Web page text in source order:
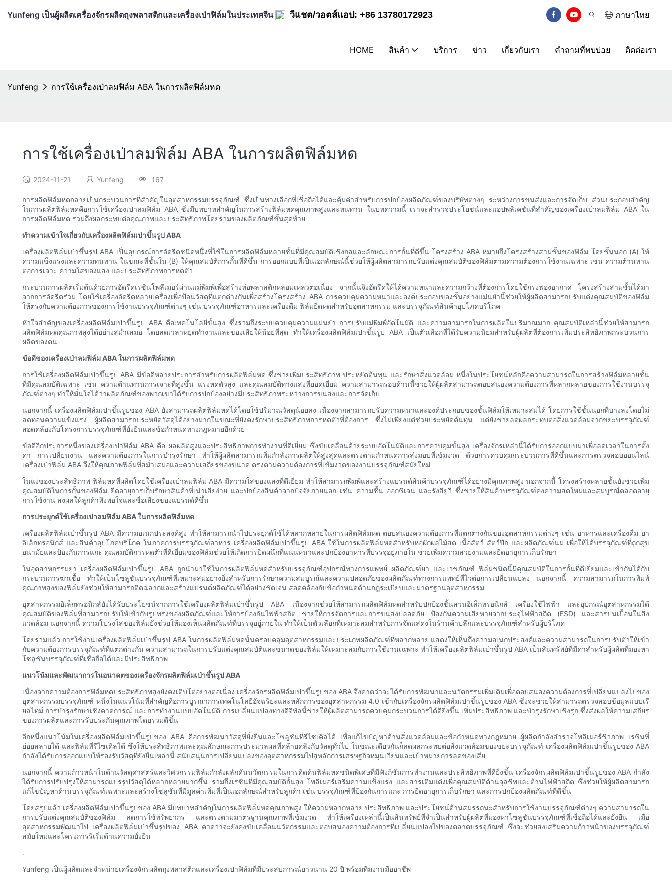
Yunfeng เป็นผู้ผลิตเครื่องจักรผลิตถุงพลาสติกและเครื่องเป่าฟิล์มในประเทศจีน วีแชต/วอตส์แอป: +86 13780172923 ภาษาไทย
HOME สินค้า บริการ ข่าว เกี่ยวกับเรา คำถามที่พบบ่อย ติดต่อเรา
Yunfeng การใช้เครื่องเป่าลมฟิล์ม ABA ในการผลิตฟิล์มหด
การใช้เครื่องเป่าลมฟิล์ม ABA ในการผลิตฟิล์มหด
2024-11-21 Yunfeng 167
การผลิตฟิล์มหดกลายเป็นกระบวนการที่สำคัญในอุตสาหกรรมบรรจุภัณฑ์ ซึ่งเป็นทางเลือกที่เชื่อถือได้และคุ้มค่าสำหรับการปกป้องผลิตภัณฑ์ของบริษัทต่างๆ ระหว่างการขนส่งและการจัดเก็บ ส่วนประกอบสำคัญ
ในการผลิตฟิล์มหดคือการใช้เครื่องเป่าลมฟิล์ม ABA ซึ่งมีบทบาทสำคัญในการสร้างฟิล์มหดคุณภาพสูงและทนทาน ในบทความนี้ เราจะสำรวจประโยชน์และแอปพลิเคชันที่สำคัญของเครื่องเป่าลมฟิล์ม ABA ใน
การผลิตฟิล์มหด รวมถึงผลกระทบต่อคุณภาพและประสิทธิภาพโดยรวมของผลิตภัณฑ์ขั้นสุดท้าย
ทำความเข้าใจเกี่ยวกับเครื่องผลิตฟิล์มเป่าขึ้นรูป ABA
เครื่องผลิตฟิล์มเป่าขึ้นรูป ABA เป็นอุปกรณ์การอัดรีดชนิดหนึ่งที่ใช้ในการผลิตฟิล์มหลายชั้นที่มีคุณสมบัติเชิงกลและลักษณะการกั้นที่ดีขึ้น โครงสร้าง ABA หมายถึงโครงสร้างสามชั้นของฟิล์ม โดยชั้นนอก (A) ให้
ความแข็งแรงและความทนทาน ในขณะที่ชั้นใน (B) ให้คุณสมบัติการกั้นที่ดีขึ้น การออกแบบที่เป็นเอกลักษณ์นี้ช่วยให้ผู้ผลิตสามารถปรับแต่งคุณสมบัติของฟิล์มตามความต้องการใช้งานเฉพาะ เช่น ความต้านทาน
ต่อการเจาะ ความใสของแสง และประสิทธิภาพการหดตัว
กระบวนการผลิตเริ่มต้นด้วยการอัดรีดเรซินโพลีเมอร์ผ่านแม่พิมพ์เพื่อสร้างท่อพลาสติกหลอมเหลวต่อเนื่อง จากนั้นจึงอัดรีดให้ได้ความหนาและความกว้างที่ต้องการโดยใช้กรงฟองอากาศ โครงสร้างสามชั้นได้มา
จากการอัดรีดร่วม โดยใช้เครื่องอัดรีดหลายเครื่องเพื่อป้อนวัสดุที่แตกต่างกันเพื่อสร้างโครงสร้าง ABA การควบคุมความหนาและองค์ประกอบของชั้นอย่างแม่นยำนี้ช่วยให้ผู้ผลิตสามารถปรับแต่งคุณสมบัติของฟิล์ม
ให้ตรงกับความต้องการของการใช้งานบรรจุภัณฑ์ต่างๆ เช่น บรรจุภัณฑ์อาหารและเครื่องดื่ม ฟิล์มยืดหดสำหรับอุตสาหกรรม และบรรจุภัณฑ์สินค้าอุปโภคบริโภค
หัวใจสำคัญของเครื่องผลิตฟิล์มเป่าขึ้นรูป ABA คือเทคโนโลยีขั้นสูง ซึ่งรวมถึงระบบควบคุมความแม่นยำ การปรับแม่พิมพ์อัตโนมัติ และความสามารถในการผลิตในปริมาณมาก คุณสมบัติเหล่านี้ช่วยให้สามารถ
ผลิตฟิล์มหดคุณภาพสูงได้อย่างสม่ำเสมอ โดยลดเวลาหยุดทำงานและของเสียให้น้อยที่สุด ทำให้เครื่องผลิตฟิล์มเป่าขึ้นรูป ABA เป็นตัวเลือกที่ได้รับความนิยมสำหรับผู้ผลิตที่ต้องการเพิ่มประสิทธิภาพกระบวนการ
ผลิตของตน
ข้อดีของเครื่องเป่าลมฟิล์ม ABA ในการผลิตฟิล์มหด
การใช้เครื่องผลิตฟิล์มเป่าขึ้นรูป ABA มีข้อดีหลายประการสำหรับการผลิตฟิล์มหด ซึ่งช่วยเพิ่มประสิทธิภาพ ประหยัดต้นทุน และรักษาสิ่งแวดล้อม หนึ่งในประโยชน์หลักคือความสามารถในการสร้างฟิล์มหลายชั้น
ที่มีคุณสมบัติเฉพาะ เช่น ความต้านทานการเจาะที่สูงขึ้น แรงหดตัวสูง และคุณสมบัติทางแสงที่ยอดเยี่ยม ความสามารถรอบด้านนี้ช่วยให้ผู้ผลิตสามารถตอบสนองความต้องการที่หลากหลายของการใช้งานบรรจุ
ภัณฑ์ต่างๆ ทำให้มั่นใจได้ว่าผลิตภัณฑ์ของพวกเขาได้รับการปกป้องอย่างมีประสิทธิภาพระหว่างการขนส่งและการจัดเก็บ
นอกจากนี้ เครื่องผลิตฟิล์มเป่าขึ้นรูปของ ABA ยังสามารถผลิตฟิล์มหดได้โดยใช้ปริมาณวัสดุน้อยลง เนื่องจากสามารถปรับความหนาและองค์ประกอบของชั้นฟิล์มให้เหมาะสมได้ โดยการใช้ชั้นนอกที่บางลงโดยไม่
ลดทอนความแข็งแรง ผู้ผลิตสามารถประหยัดวัสดุได้อย่างมากในขณะที่ยังคงรักษาประสิทธิภาพการหดตัวที่ต้องการ ซึ่งไม่เพียงแต่ช่วยประหยัดต้นทุน แต่ยังช่วยลดผลกระทบต่อสิ่งแวดล้อมจากขยะบรรจุภัณฑ์
สอดคล้องกับโครงการบรรจุภัณฑ์ที่ยั่งยืนและข้อกำหนดทางกฎหมายอีกด้วย
ข้อดีอีกประการหนึ่งของเครื่องเป่าฟิล์ม ABA คือ ผลผลิตสูงและประสิทธิภาพการทำงานที่ดีเยี่ยม ซึ่งขับเคลื่อนด้วยระบบอัตโนมัติและการควบคุมขั้นสูง เครื่องจักรเหล่านี้ได้รับการออกแบบมาเพื่อลดเวลาในการตั้ง
ค่า การเปลี่ยนงาน และความต้องการในการบำรุงรักษา ทำให้ผู้ผลิตสามารถเพิ่มกำลังการผลิตให้สูงสุดและตรงตามกำหนดการส่งมอบที่เข้มงวด ด้วยการควบคุมกระบวนการที่ดีขึ้นและการตรวจสอบออนไลน์
เครื่องเป่าฟิล์ม ABA จึงให้คุณภาพฟิล์มที่สม่ำเสมอและความเสถียรของขนาด ตรงตามความต้องการที่เข้มงวดของงานบรรจุภัณฑ์สมัยใหม่
ในแง่ของประสิทธิภาพ ฟิล์มหดที่ผลิตโดยใช้เครื่องเป่าลมฟิล์ม ABA มีความใสของแสงที่ดีเยี่ยม ทำให้สามารถพิมพ์และสร้างแบรนด์สินค้าบรรจุภัณฑ์ได้อย่างมีคุณภาพสูง นอกจากนี้ โครงสร้างหลายชั้นยังช่วยเพิ่ม
คุณสมบัติในการกั้นของฟิล์ม ยืดอายุการเก็บรักษาสินค้าที่เน่าเสียง่าย และปกป้องสินค้าจากปัจจัยภายนอก เช่น ความชื้น ออกซิเจน และรังสียูวี ซึ่งช่วยให้สินค้าบรรจุภัณฑ์คงความสดใหม่และสมบูรณ์ตลอดอายุ
การใช้งาน ส่งผลให้ลูกค้าพึงพอใจและชื่อเสียงของแบรนด์ดีขึ้น
การประยุกต์ใช้เครื่องเป่าลมฟิล์ม ABA ในการผลิตฟิล์มหด
เครื่องผลิตฟิล์มเป่าขึ้นรูป ABA มีความอเนกประสงค์สูง ทำให้สามารถนำไปประยุกต์ใช้ได้หลากหลายในการผลิตฟิล์มหด ตอบสนองความต้องการที่แตกต่างกันของอุตสาหกรรมต่างๆ เช่น อาหารและเครื่องดื่ม ยา
อิเล็กทรอนิกส์ และสินค้าอุปโภคบริโภค ในภาคการบรรจุภัณฑ์อาหาร เครื่องผลิตฟิล์มเป่าขึ้นรูป ABA ใช้ในการผลิตฟิล์มหดสำหรับห่อผักผลไม้สด เนื้อสัตว์ สัตว์ปีก และผลิตภัณฑ์นม เพื่อให้ได้บรรจุภัณฑ์ที่ถูกสุข
อนามัยและป้องกันการแกะ คุณสมบัติการหดตัวที่ดีเยี่ยมของฟิล์มช่วยให้เกิดการปิดผนึกที่แน่นหนาและปกป้องอาหารที่บรรจุอยู่ภายใน ช่วยเพิ่มความสวยงามและยืดอายุการเก็บรักษา
ในอุตสาหกรรมยา เครื่องผลิตฟิล์มเป่าขึ้นรูป ABA ถูกนำมาใช้ในการผลิตฟิล์มหดสำหรับบรรจุภัณฑ์อุปกรณ์ทางการแพทย์ ผลิตภัณฑ์ยา และเวชภัณฑ์ ฟิล์มชนิดนี้มีคุณสมบัติในการกั้นที่ดีเยี่ยมและเข้ากันได้กับ
กระบวนการฆ่าเชื้อ ทำให้เป็นโซลูชันบรรจุภัณฑ์ที่เหมาะสมอย่างยิ่งสำหรับการรักษาความสมบูรณ์และความปลอดภัยของผลิตภัณฑ์ทางการแพทย์ที่ไวต่อการเปลี่ยนแปลง นอกจากนี้ ความสามารถในการพิมพ์
คุณภาพสูงของฟิล์มยังช่วยให้สามารถติดฉลากและสร้างแบรนด์ผลิตภัณฑ์ได้อย่างชัดเจน สอดคล้องกับข้อกำหนดด้านกฎระเบียบและมาตรฐานอุตสาหกรรม
อุตสาหกรรมอิเล็กทรอนิกส์ยังได้รับประโยชน์จากการใช้เครื่องผลิตฟิล์มเป่าขึ้นรูป ABA เนื่องจากช่วยให้สามารถผลิตฟิล์มหดสำหรับปกป้องชิ้นส่วนอิเล็กทรอนิกส์ เครื่องใช้ไฟฟ้า และอุปกรณ์อุตสาหกรรมได้
คุณสมบัติของฟิล์มที่สามารถปรับให้เข้ากับรูปทรงของผลิตภัณฑ์และให้การป้องกันไฟฟ้าสถิต ช่วยให้การจัดการและการขนส่งปลอดภัย ป้องกันความเสียหายจากประจุไฟฟ้าสถิต (ESD) และสารปนเปื้อนในสิ่ง
แวดล้อม นอกจากนี้ ความโปร่งใสของฟิล์มยังช่วยให้มองเห็นผลิตภัณฑ์ที่บรรจุอยู่ภายใน ทำให้เป็นตัวเลือกที่เหมาะสมสำหรับการจัดแสดงในร้านค้าปลีกและบรรจุภัณฑ์สำหรับผู้บริโภค
โดยรวมแล้ว การใช้งานเครื่องผลิตฟิล์มเป่าขึ้นรูป ABA ในการผลิตฟิล์มหดนั้นครอบคลุมอุตสาหกรรมและประเภทผลิตภัณฑ์ที่หลากหลาย แสดงให้เห็นถึงความอเนกประสงค์และความสามารถในการปรับตัวให้เข้า
กับความต้องการบรรจุภัณฑ์ที่แตกต่างกัน ความสามารถในการปรับแต่งคุณสมบัติและขนาดของฟิล์มให้เหมาะสมกับการใช้งานเฉพาะ ทำให้เครื่องผลิตฟิล์มเป่าขึ้นรูป ABA เป็นสินทรัพย์ที่มีค่าสำหรับผู้ผลิตที่มองหา
โซลูชันบรรจุภัณฑ์ที่เชื่อถือได้และมีประสิทธิภาพ
แนวโน้มและพัฒนาการในอนาคตของเครื่องจักรผลิตฟิล์มเป่าขึ้นรูป ABA
เนื่องจากความต้องการฟิล์มหดประสิทธิภาพสูงยังคงเติบโตอย่างต่อเนื่อง เครื่องจักรผลิตฟิล์มเป่าขึ้นรูปของ ABA จึงคาดว่าจะได้รับการพัฒนาและนวัตกรรมเพิ่มเติมเพื่อตอบสนองความต้องการที่เปลี่ยนแปลงไปของ
อุตสาหกรรมบรรจุภัณฑ์ หนึ่งในแนวโน้มที่สำคัญคือการบูรณาการเทคโนโลยีอัจฉริยะและหลักการของอุตสาหกรรม 4.0 เข้ากับเครื่องจักรผลิตฟิล์มเป่าขึ้นรูปของ ABA ซึ่งจะช่วยให้สามารถตรวจสอบข้อมูลแบบเรี
ยลไทม์ การบำรุงรักษาเชิงคาดการณ์ และการทำงานแบบอัตโนมัติ การเปลี่ยนแปลงทางดิจิทัลนี้ช่วยให้ผู้ผลิตสามารถควบคุมกระบวนการได้ดียิ่งขึ้น เพิ่มประสิทธิภาพ และบำรุงรักษาเชิงรุก ซึ่งส่งผลให้ความเสถียร
ของการผลิตและการรับประกันคุณภาพโดยรวมดีขึ้น
อีกหนึ่งแนวโน้มในเครื่องผลิตฟิล์มเป่าขึ้นรูปของ ABA คือการพัฒนาวัสดุที่ยั่งยืนและโซลูชันที่รีไซเคิลได้ เพื่อแก้ไขปัญหาด้านสิ่งแวดล้อมและข้อกำหนดทางกฎหมาย ผู้ผลิตกำลังสำรวจโพลิเมอร์ชีวภาพ เรซินที่
ย่อยสลายได้ และฟิล์มที่รีไซเคิลได้ ซึ่งให้ประสิทธิภาพและคุณลักษณะการประมวลผลที่คล้ายคลึงกับวัสดุทั่วไป ในขณะเดียวกันก็ลดผลกระทบต่อสิ่งแวดล้อมของขยะบรรจุภัณฑ์ เครื่องผลิตฟิล์มเป่าขึ้นรูปของ ABA
กำลังได้รับการออกแบบให้รองรับวัสดุที่ยั่งยืนเหล่านี้ สนับสนุนการเปลี่ยนแปลงของอุตสาหกรรมไปสู่หลักการเศรษฐกิจหมุนเวียนและเป้าหมายการลดของเสีย
นอกจากนี้ ความก้าวหน้าในด้านวัสดุศาสตร์และวิศวกรรมฟิล์มกำลังผลักดันนวัตกรรมในการคิดค้นฟิล์มหดชนิดพิเศษที่มีฟังก์ชันการทำงานและประสิทธิภาพที่ดียิ่งขึ้น เครื่องจักรผลิตฟิล์มเป่าขึ้นรูปของ ABA กำลัง
ได้รับการปรับปรุงให้สามารถแปรรูปวัสดุได้หลากหลายมากขึ้น รวมถึงเรซินที่มีคุณสมบัติกั้นสูง โพลิเมอร์เสริมความแข็งแรง และสารเติมแต่งเพื่อคุณสมบัติต้านจุลชีพและต้านไฟฟ้าสถิต ซึ่งช่วยให้ผู้ผลิตสามารถ
แก้ไขปัญหาด้านบรรจุภัณฑ์เฉพาะและสร้างโซลูชันที่มีมูลค่าเพิ่มที่เป็นเอกลักษณ์สำหรับลูกค้า เช่น บรรจุภัณฑ์ที่ป้องกันการแกะ การยืดอายุการเก็บรักษา และการปกป้องผลิตภัณฑ์ที่ดีขึ้น
โดยสรุปแล้ว เครื่องผลิตฟิล์มเป่าขึ้นรูปของ ABA มีบทบาทสำคัญในการผลิตฟิล์มหดคุณภาพสูง ให้ความหลากหลาย ประสิทธิภาพ และประโยชน์ด้านสมรรถนะสำหรับการใช้งานบรรจุภัณฑ์ต่างๆ ความสามารถใน
การปรับแต่งคุณสมบัติของฟิล์ม ลดการใช้ทรัพยากร และตรงตามมาตรฐานคุณภาพที่เข้มงวด ทำให้เครื่องเหล่านี้เป็นสินทรัพย์ที่จำเป็นสำหรับผู้ผลิตที่มองหาโซลูชันบรรจุภัณฑ์ที่เชื่อถือได้และยั่งยืน เมื่อ
อุตสาหกรรมพัฒนาไป เครื่องผลิตฟิล์มเป่าขึ้นรูปของ ABA คาดว่าจะยังคงขับเคลื่อนนวัตกรรมและตอบสนองความต้องการที่เปลี่ยนแปลงไปของตลาดบรรจุภัณฑ์ ซึ่งจะช่วยส่งเสริมความก้าวหน้าของบรรจุภัณฑ์
สมัยใหม่และโครงการริเริ่มด้านความยั่งยืน
.
Yunfeng เป็นผู้ผลิตและจำหน่ายเครื่องจักรผลิตถุงพลาสติกและเครื่องเป่าฟิล์มที่มีประสบการณ์ยาวนาน 20 ปี พร้อมทีมงานมืออาชีพ